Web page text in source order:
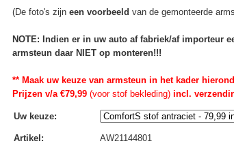
(De foto's zijn een voorbeeld van de gemonteerde
NOTE: Indien er in uw auto af fabriek/af importeur
armsteun daar NIET op monteren!!!
** Maak uw keuze van armsteun in het kader
Prijzen v/a €79,99(voor stof bekleding)incl.
Uw keuze:
Artikel : AW21144801